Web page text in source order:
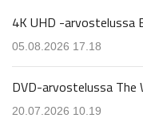
4K UHD -arvostelussa
05.08.2026 17.18
DVD-arvostelussa The
20.07.2026 10.19